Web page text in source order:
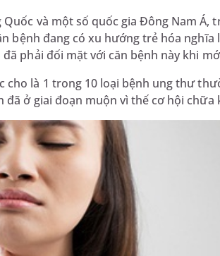
Quốc và một số quốc gia Đông Nam Á,
bệnh đang có xu hướng trẻ hóa
phải đối mặt với căn bệnh này khi
cho là 1 trong 10 loại bệnh ung thư
ở giai đoạn muộn vì thế cơ hội chữa